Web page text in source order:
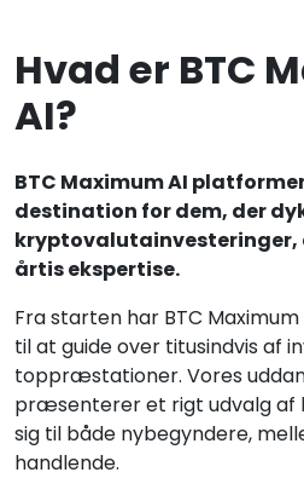
Hvad er BTC
AI?
BTC Maximum AI
destination for dem, der
kryptovalutainvesteringer,
årtis ekspertise.
Fra starten har BTC
til at guide over titusindvis af
toppræstationer. Vores
præsenterer et rigt udvalg af
sig til både nybegyndere,
handlende.